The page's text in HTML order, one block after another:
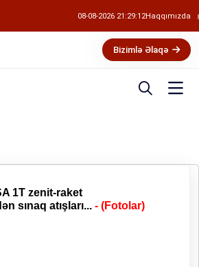
08-08-2026 21:29:13Haqqımızda
Bizimlə Əlaqə
1T zenit-raket
sınaq atışları... - (Fotolar)